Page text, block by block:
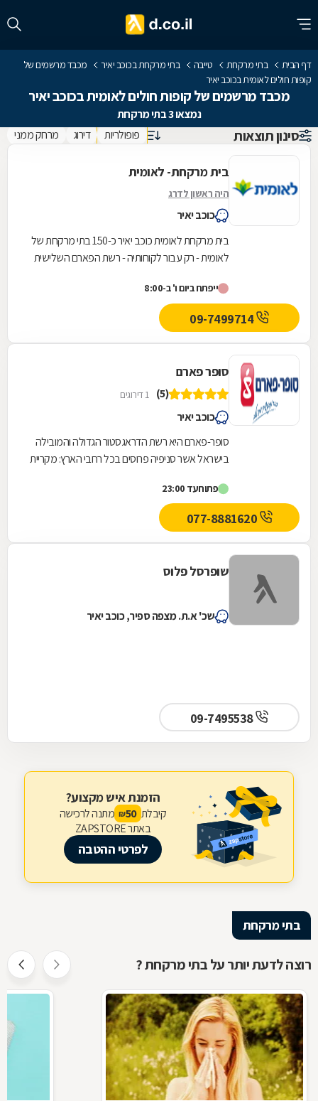
דף הבית בתי מרקחת טייבה בתי מרקחת בכוכב יאיר
מכבד מרשמים של
קופות חולים לאומית בכוכב יאיר
מכבד מרשמים של קופות חולים לאומית בכוכב יאיר
נמצאו 3 בתי מרקחת
סינון תוצאות פופולריות דירוג מרחק ממני
בית מרקחת- לאומית
היה ראשון לדרג
כוכב יאיר
בית מרקחת לאומית כוכב יאיר כ-150 בתי מרקחת של
לאומית - רק עבור לקוחותיה - רשת הפארם השלישית
ייפתח ביום ו' ב-8:00
09-7499714
סופר פארם
(5) 1 דירוגים
כוכב יאיר
סופר-פארם היא רשת הדראגסטור הגדולה והמובילה
בישראל אשר סניפיה פרוסים בכל רחבי הארץ: מקריית
פתוחעד 23:00
שופרסל פלוס
שכ' א.ת. מצפה ספיר, כוכב יאיר
09-7495538
הזמנת איש מקצוע?
קיבלת 50
₪ מתנה לרכישה
באתר ZAPSTORE
לפרטי ההטבה
בתי מרקחת
רוצה לדעת יותר על בתי מרקחת ?